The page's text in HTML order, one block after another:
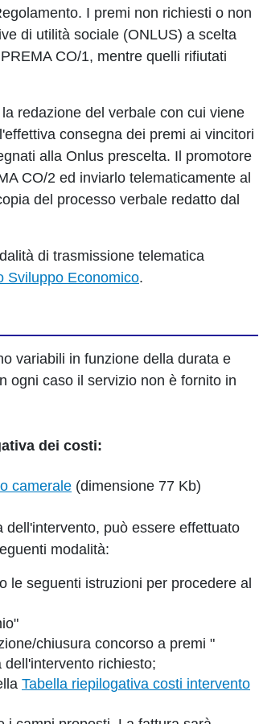
I premi non richiesti o non
di utilità sociale (ONLUS) a scelta
CO/1, mentre quelli rifiutati
redazione del verbale con cui viene
consegna dei premi ai vincitori
alla Onlus prescelta. Il promotore
CO/2 ed inviarlo telematicamente al
del processo verbale redatto dal
di trasmissione telematica
Sviluppo Economico.
variabili in funzione della durata e
ogni caso il servizio non è fornito in
dei costi:
camerale (dimensione 77 Kb)
può essere effettuato
modalità:
le seguenti istruzioni per procedere al
chiusura concorso a premi "
richiesto;
Tabella riepilogativa costi intervento